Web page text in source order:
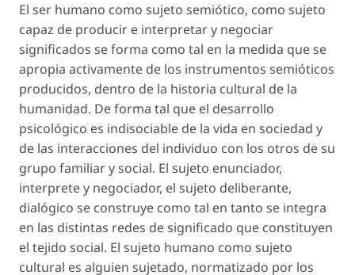
El ser humano como sujeto semiótico, como sujeto
capaz de producir e interpretar y negociar
significados se forma como tal en la medida que se
apropia activamente de los instrumentos semióticos
producidos, dentro de la historia cultural de la
humanidad. De forma tal que el desarrollo
psicológico es indisociable de la vida en sociedad y
de las interacciones del individuo con los otros de su
grupo familiar y social. El sujeto enunciador,
interprete y negociador, el sujeto deliberante,
dialógico se construye como tal en tanto se integra
en las distintas redes de significado que constituyen
el tejido social. El sujeto humano como sujeto
cultural es alguien sujetado, normatizado por los